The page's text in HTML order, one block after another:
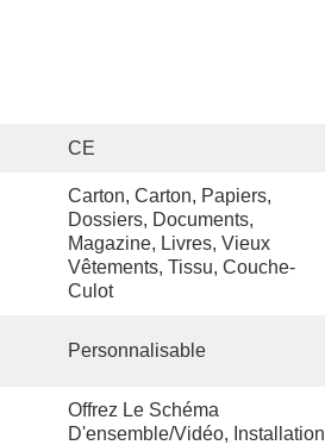
CE
Carton, Carton, Papiers,
Dossiers, Documents,
Magazine, Livres, Vieux
Vêtements, Tissu, Couche-
Culot
Personnalisable
Offrez Le Schéma
D'ensemble/vidéo, Installation